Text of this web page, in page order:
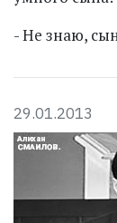
- Не знаю,
29.01.2013